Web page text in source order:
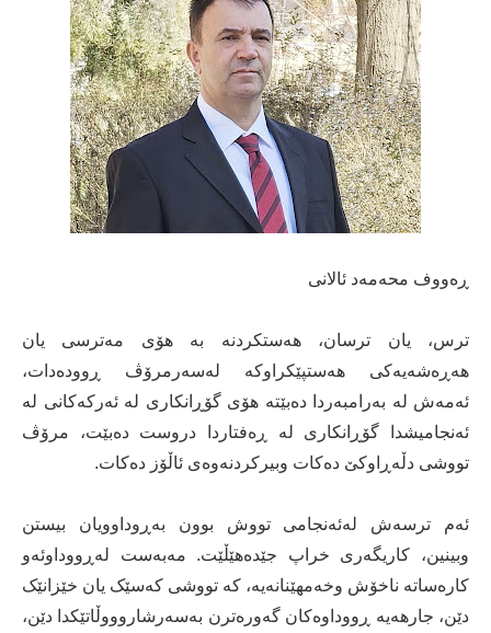
ڕەووف محەمەد ئالانی
ترس، یان ترسان، هەستکردنە بە هۆی مەترسی یان
هەڕەشەیەکی هەستپێکراوکە لەسەرمرۆڤ ڕوودەدات،
ئەمەش لە بەرامبەردا دەبێتە هۆی گۆڕانکاری لە ئەرکەکانی لە
ئەنجامیشدا گۆڕانکاری لە ڕەفتاردا دروست دەبێت، مرۆڤ
تووشی دڵەڕاوکێ دەکات وبیرکردنەوەی ئاڵۆز دەکات.
ئەم ترسەش لەئەنجامی تووش بوون بەڕوداوویان بیستن
وبینین، کاریگەری خراپ جێدەهێڵێت. مەبەست لەڕووداوئەو
کارەساتە ناخۆش وخەمهێنانەیە، کە تووشی کەسێک یان خێزانێک
دێن، جارهەیە ڕووداوەکان گەورەترن بەسەرشاروووڵاتێکدا دێن،